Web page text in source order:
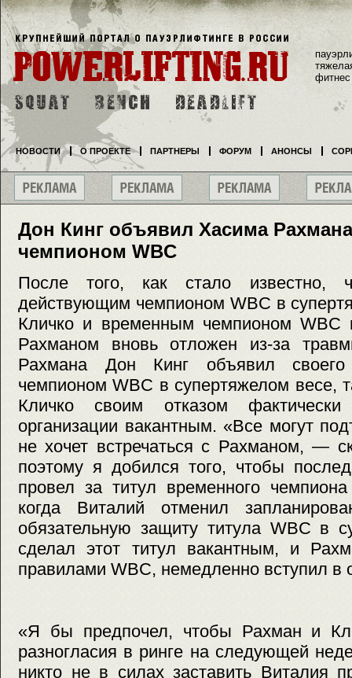
Дон Кинг объявил Хасима
чемпионом WBC
После того, как стало известно,
действующим чемпионом WBC в
Кличко и временным чемпионом
Рахманом вновь отложен из-за
Рахмана Дон Кинг объявил своего
чемпионом WBC в супертяжелом весе,
Кличко своим отказом
организации вакантным. «Все могут
не хочет встречаться с Рахманом, —
поэтому я добился того, чтобы
провел за титул временного
когда Виталий отменил
обязательную защиту титула WBC в
сделал этот титул вакантным, и
правилами WBC, немедленно вступил в
«Я бы предпочел, чтобы Рахман и
разногласия в ринге на следующей
никто не в силах заставить Виталия
фитнес
НОВОСТИ О ПРОЕКТЕ ПАРТНЕРЫ ФОРУМ АНОНСЫ